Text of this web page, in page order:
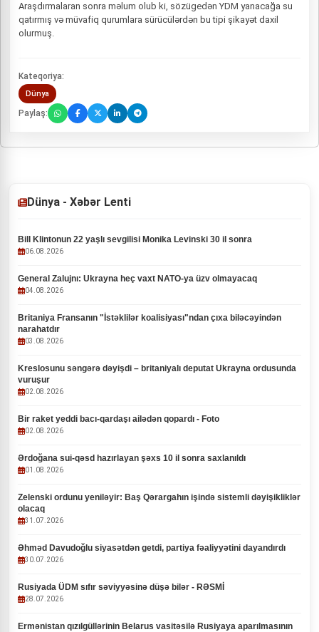
Araşdırmalaran sonra məlum olub ki, sözügedən YDM yanacağa su
qatırmış və müvafiq qurumlara sürücülərdən bu tipi şikayət daxil
olurmuş.
Kateqoriya:
Dünya
Paylaş:
Dünya - Xəbər Lenti
Bill Klintonun 22 yaşlı sevgilisi Monika Levinski 30 il sonra
06.08.2026
General Zalujnı: Ukrayna heç vaxt NATO-ya üzv olmayacaq
04.08.2026
Britaniya Fransanın "İstəklilər koalisiyası"ndan çıxa biləcəyindən
narahatdır
03.08.2026
Kreslosunu səngərə dəyişdi – britaniyalı deputat Ukrayna ordusunda
vuruşur
02.08.2026
Bir raket yeddi bacı-qardaşı ailədən qopardı - Foto
02.08.2026
Ərdoğana sui-qəsd hazırlayan şəxs 10 il sonra saxlanıldı
01.08.2026
Zelenski ordunu yeniləyir: Baş Qərargahın işində sistemli dəyişikliklər
olacaq
31.07.2026
Əhməd Davudoğlu siyasətdən getdi, partiya fəaliyyətini dayandırdı
30.07.2026
Rusiyada ÜDM sıfır səviyyəsinə düşə bilər - RƏSMİ
28.07.2026
Ermənistan qızılgüllərinin Belarus vasitəsilə Rusiyaya aparılmasının